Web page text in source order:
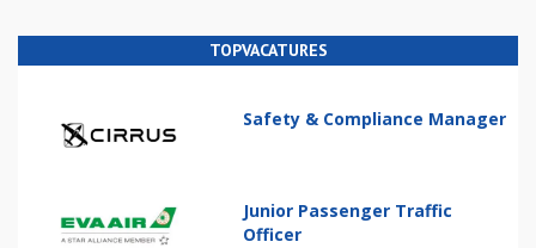
TOPVACATURES
Safety & Compliance Manager
Junior Passenger Traffic
Officer